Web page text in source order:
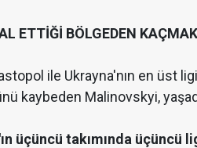
ETTİĞİ BÖLGEDEN
ile Ukrayna'nın en üst
kaybeden Malinovskyi,
üçüncü takımında